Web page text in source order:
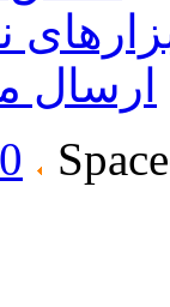
ارسال